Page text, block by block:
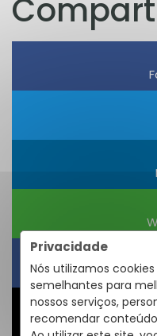
Privacidade
Nós utilizamos
semelhantes para
nossos serviços,
recomendar